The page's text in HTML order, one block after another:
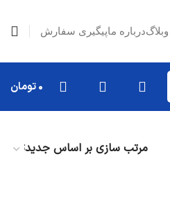
وبلاگدرباره ماپیگیری سفارش
۰تومان